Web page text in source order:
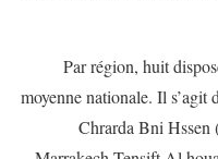
Par région, huit
moyenne nationale. Il s’agit
Chrarda Bni Hssen